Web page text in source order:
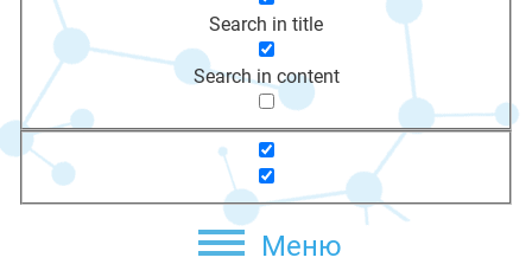
Search in title
Search in content
Меню